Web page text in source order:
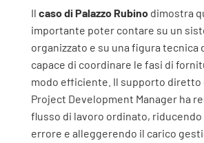
Il caso di Palazzo Rubinodimostra
importante poter contare su un
organizzato e su una figura tecnica
capace di coordinare le fasi di
modo efficiente. Il supporto diretto
Project Development Manager ha
flusso di lavoro ordinato, riducendo
errore e alleggerendo il carico